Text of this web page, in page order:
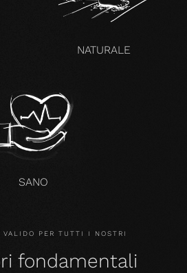
NATURALE
SANO
VALIDO PER TUTTI I NOSTRI
fondamentali